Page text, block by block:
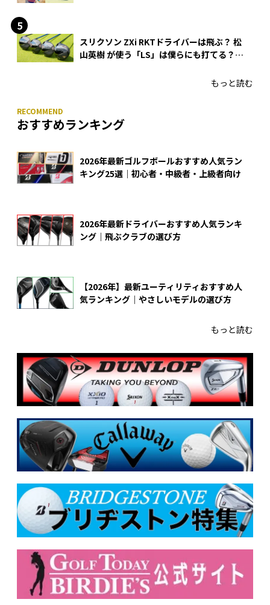
スリクソン ZXi RKTドライバーは飛ぶ？ 松
山英樹 が使う「LS」は僕らにも打てる？
もっと読む
おすすめランキング
2026年最新ゴルフボールおすすめ人気ラン
キング25選｜初心者・中級者・上級者向け
2026年最新ドライバーおすすめ人気ランキ
ング｜飛ぶクラブの選び方
【2026年】最新ユーティリティおすすめ人
気ランキング｜やさしいモデルの選び方
もっと読む